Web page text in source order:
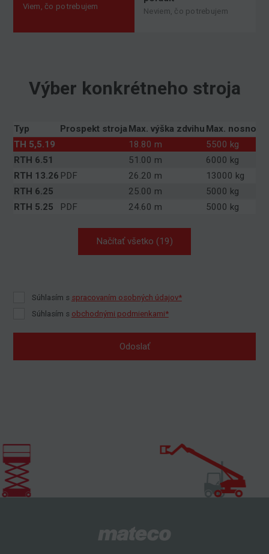
Viem, čo potrebujem
Neviem, čo potrebujem
Výber konkrétneho stroja
Typ Prospekt stroja Max. výška zdvihu Max. nosnosť
TH 5,5.19
18.80 m 5500 kg
RTH 6.51
51.00 m 6000 kg
RTH 13.26 PDF 26.20 m 13000 kg
RTH 6.25
25.00 m 5000 kg
RTH 5.25
PDF 24.60 m 5000 kg
Načítať všetko (19)
Súhlasím s spracovaním osobných údajov*
Súhlasím s obchodnými podmienkami*
Odoslať